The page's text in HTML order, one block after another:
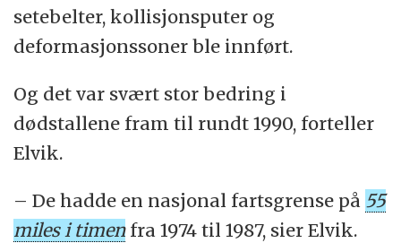
setebelter, kollisjonsputer og
deformasjonssoner ble innført.
Og det var svært stor bedring i
dødstallene fram til rundt 1990, forteller
Elvik.
– De hadde en nasjonal fartsgrense på 55
miles i timenfra 1974 til 1987, sier Elvik.